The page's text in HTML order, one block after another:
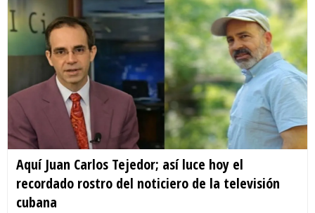
Aquí Juan Carlos Tejedor; así luce hoy el
recordado rostro del noticiero de la televisión
cubana